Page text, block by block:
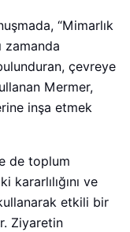
“Mimarlık
zamanda
çevreye
Mermer,
inşa etmek
de toplum
kararlılığını ve
etkili bir
Ziyaretin